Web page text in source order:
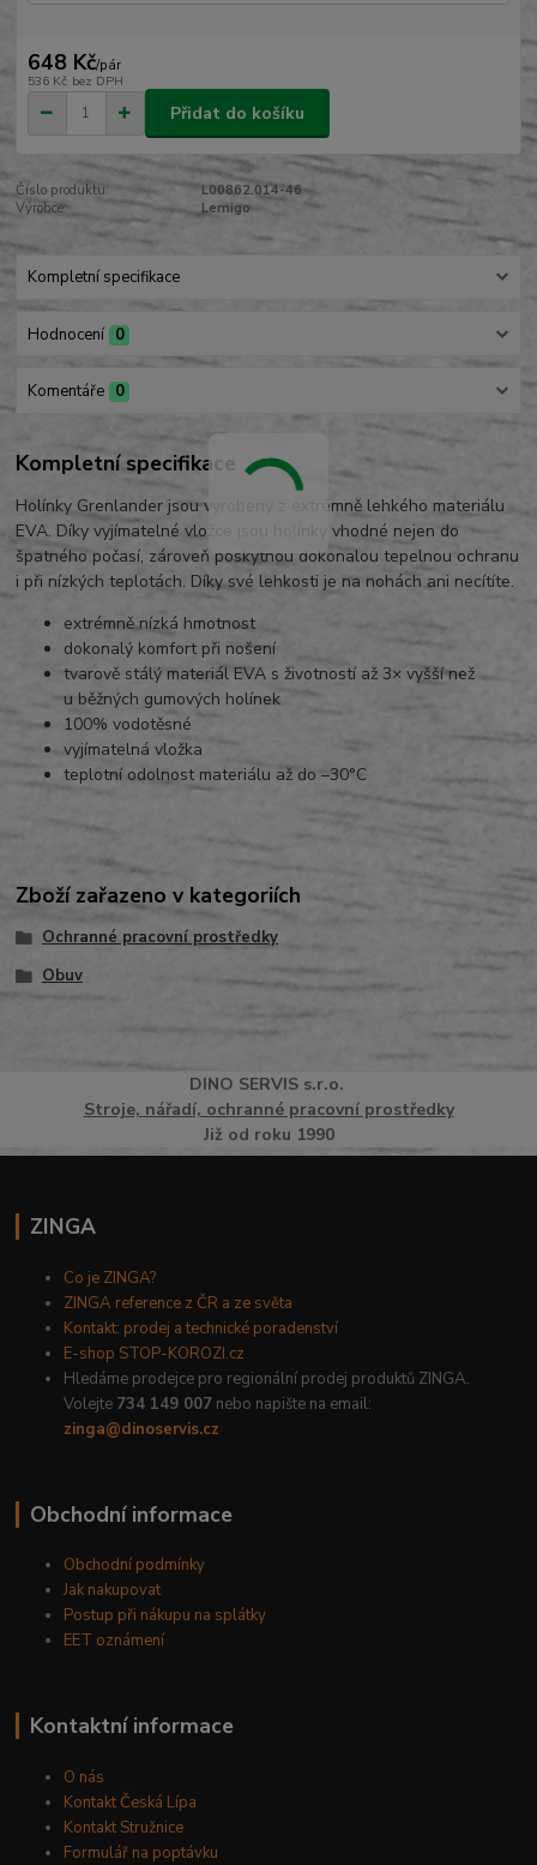
648 Kč/pár
536 Kč bez DPH
Přidat do košíku
Číslo produktu:
L00862.014-46
Výrobce:
Lemigo
Kompletní specifikace
Hodnocení 0
Komentáře 0
Kompletní specifikace
Holínky Grenlander jsou vyrobeny z extrémně lehkého materiálu
EVA. Díky vyjímatelné vložce jsou holínky vhodné nejen do
špatného počasí, zároveň poskytnou dokonalou tepelnou ochranu
i při nízkých teplotách. Díky své lehkosti je na nohách ani necítíte.
extrémně nízká hmotnost
dokonalý komfort při nošení
tvarově stálý materiál EVA s životností až 3× vyšší než
u běžných gumových holínek
100% vodotěsné
vyjímatelná vložka
teplotní odolnost materiálu až do –30°C
Zboží zařazeno v kategoriích
Ochranné pracovní prostředky
Obuv
DINO SERVISs.r.o.
Stroje, nářadí, ochranné pracovní prostředky
Již od roku 1990
ZINGA
Co je ZINGA?
ZINGA reference z ČR a ze světa
Kontakt: prodej a technické poradenství
E-shop STOP-KOROZI.cz
Hledáme prodejce pro regionální prodej produktů ZINGA.
Volejte 734 149 007 nebo napište na email:
zinga@dinoservis.cz
Obchodní informace
Obchodní podmínky
Jak nakupovat
Postup při nákupu na splátky
EET oznámení
Kontaktní informace
O nás
Kontakt Česká Lípa
Kontakt Stružnice
Formulář na poptávku